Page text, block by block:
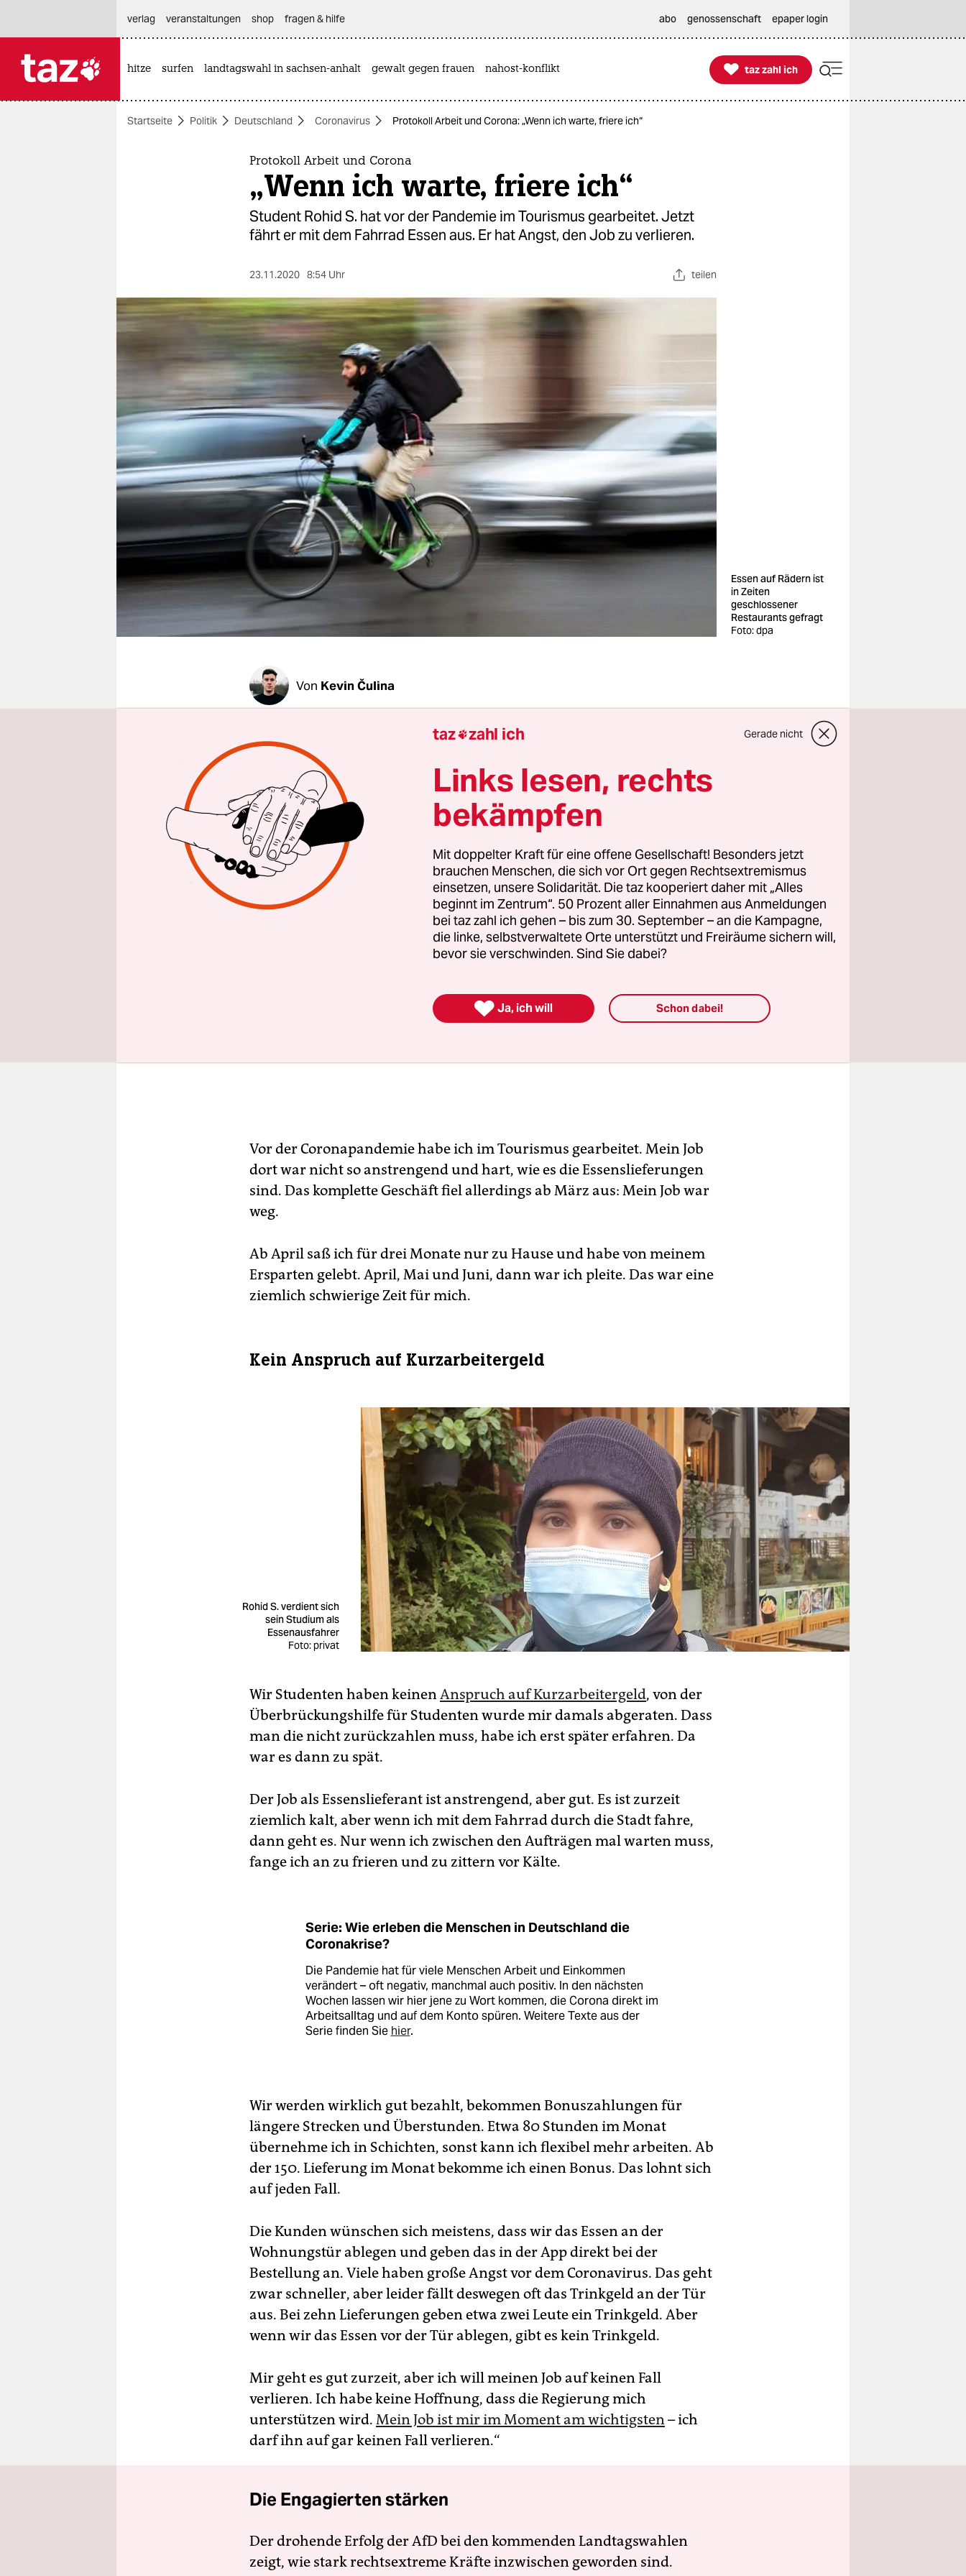
themen
berlin
nord
wahrheit
verlag
verlag
veranstaltungen
shop
fragen & hilfe
unterstützen
abo
verlag
veranstaltungen shop fragen & hilfe abo genossenschaft epaper login
hitze surfen landtagswahl in sachsen-anhalt gewalt gegen frauen nahost-konflikt 
taz zahl ich
taz zahl ich
Startseite Politik Deutschland Coronavirus Protokoll Arbeit und Corona: „Wenn ich warte, friere ich“
Protokoll Arbeit und Corona
„Wenn ich warte, friere ich“
Student Rohid S. hat vor der Pandemie im Tourismus gearbeitet. Jetzt
fährt er mit dem Fahrrad Essen aus. Er hat Angst, den Job zu verlieren.
23.11.2020 8:54 Uhr teilen
Essen auf Rädern ist
in Zeiten
geschlossener
Restaurants gefragt
Foto: dpa
Von Kevin Čulina
Rohid S., 25,
liefert als Fahrradkurier in Berlin Essen aus. Der junge
Mann aus Indien finanziert sich damit sein Studium.
„Ich bekomme zurzeit gute Bonuszahlungen, mein Arbeitgeber macht
ein großartiges Geschäft wegen des Shutdowns. Viele Leute sind zu
Hause, die Restaurants können nur noch liefern.
Vor der Coronapandemie habe ich im Tourismus gearbeitet. Mein Job
dort war nicht so anstrengend und hart, wie es die Essenslieferungen
sind. Das komplette Geschäft fiel allerdings ab März aus: Mein Job war
weg.
Ab April saß ich für drei Monate nur zu Hause und habe von meinem
Ersparten gelebt. April, Mai und Juni, dann war ich pleite. Das war eine
ziemlich schwierige Zeit für mich.
Kein Anspruch auf Kurzarbeitergeld
Rohid S. verdient sich
sein Studium als
Essenausfahrer
Foto: privat
Wir Studenten haben keinenAnspruch auf Kurzarbeitergeld, von der
Überbrückungshilfe für Studenten wurde mir damals abgeraten. Dass
man die nicht zurückzahlen muss, habe ich erst später erfahren. Da
war es dann zu spät.
Der Job als Essenslieferant ist anstrengend, aber gut. Es ist zurzeit
ziemlich kalt, aber wenn ich mit dem Fahrrad durch die Stadt fahre,
dann geht es. Nur wenn ich zwischen den Aufträgen mal warten muss,
fange ich an zu frieren und zu zittern vor Kälte.
Serie: Wie erleben die Menschen in Deutschland die
Coronakrise?
Die Pandemie hat für viele Menschen Arbeit und Einkommen
verändert – oft negativ, manchmal auch positiv. In den nächsten
Wochen lassen wir hier jene zu Wort kommen, die Corona direkt im
Arbeitsalltag und auf dem Konto spüren. Weitere Texte aus der
Serie finden Sie hier.
Wir werden wirklich gut bezahlt, bekommen Bonuszahlungen für
längere Strecken und Überstunden. Etwa 80 Stunden im Monat
übernehme ich in Schichten, sonst kann ich flexibel mehr arbeiten. Ab
der 150. Lieferung im Monat bekomme ich einen Bonus. Das lohnt sich
auf jeden Fall.
Die Kunden wünschen sich meistens, dass wir das Essen an der
Wohnungstür ablegen und geben das in der App direkt bei der
Bestellung an. Viele haben große Angst vor dem Coronavirus. Das geht
zwar schneller, aber leider fällt deswegen oft das Trinkgeld an der Tür
aus. Bei zehn Lieferungen geben etwa zwei Leute ein Trinkgeld. Aber
wenn wir das Essen vor der Tür ablegen, gibt es kein Trinkgeld.
Mir geht es gut zurzeit, aber ich will meinen Job auf keinen Fall
verlieren. Ich habe keine Hoffnung, dass die Regierung mich
unterstützen wird. Mein Job ist mir im Moment am wichtigsten– ich
darf ihn auf gar keinen Fall ver­lieren.“
Die Engagierten stärken
Der drohende Erfolg der AfD bei den kommenden Landtagswahlen
zeigt, wie stark rechtsextreme Kräfte inzwischen geworden sind.
taz zahl ich Gerade nicht
Links lesen, rechts
bekämpfen
Mit doppelter Kraft für eine offene Gesellschaft! Besonders jetzt
brauchen Menschen, die sich vor Ort gegen Rechtsextremismus
einsetzen, unsere Solidarität. Die taz kooperiert daher mit „Alles
beginnt im Zentrum“. 50 Prozent aller Einnahmen aus Anmeldungen
bei taz zahl ich gehen – bis zum 30. September – an die Kampagne,
die linke, selbstverwaltete Orte unterstützt und Freiräume sichern will,
bevor sie verschwinden. Sind Sie dabei?
 Ja, ich will Schon dabei!